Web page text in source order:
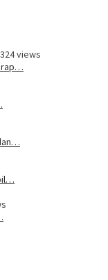
324 views